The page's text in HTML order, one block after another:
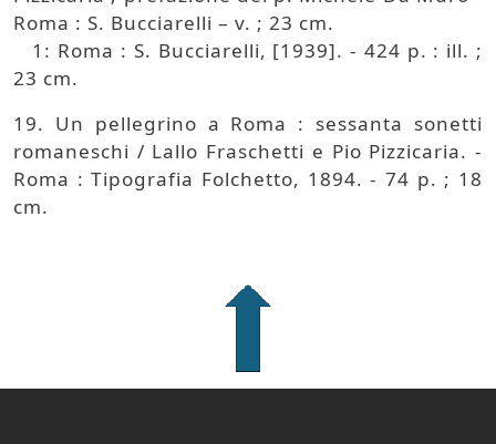
Roma : S. Bucciarelli – v. ; 23 cm.
1: Roma : S. Bucciarelli, [1939]. - 424 p. : ill. ;
23 cm.
19. Un pellegrino a Roma : sessanta sonetti
romaneschi / Lallo Fraschetti e Pio Pizzicaria. -
Roma : Tipografia Folchetto, 1894. - 74 p. ; 18
cm.